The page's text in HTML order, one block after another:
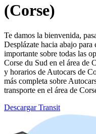
(Corse)
Te damos la bienvenida,
Desplázate hacia abajo
importante sobre todas las
Corse du Sud en el área de
y horarios de Autocars de
más completa sobre
transporte en el área de
Descargar Transit